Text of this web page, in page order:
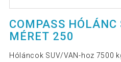
COMPASS HÓLÁNC
MÉRET 250
Hóláncok SUV/VAN-hoz 7500